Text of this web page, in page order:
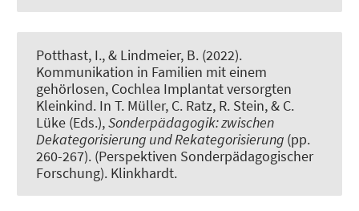
Potthast, I., & Lindmeier, B. (2022).
Kommunikation in Familien mit einem
gehörlosen, Cochlea Implantat versorgten
Kleinkind. In T. Müller, C. Ratz, R. Stein, & C.
Lüke (Eds.),Sonderpädagogik: zwischen
Dekategorisierung und Rekategorisierung (pp.
260-267). (Perspektiven Sonderpädagogischer
Forschung). Klinkhardt.